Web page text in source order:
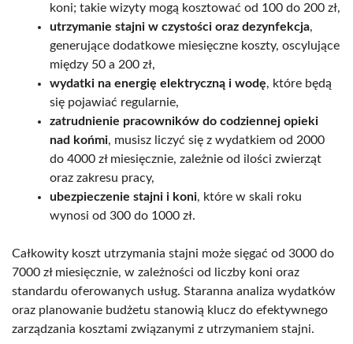
koni; takie wizyty mogą kosztować od 100 do 200 zł,
utrzymanie stajni w czystości oraz dezynfekcja,
generujące dodatkowe miesięczne koszty, oscylujące
między 50 a 200 zł,
wydatki na energię elektryczną i wodę, które będą
się pojawiać regularnie,
zatrudnienie pracowników do codziennej opieki
nad końmi, musisz liczyć się z wydatkiem od 2000
do 4000 zł miesięcznie, zależnie od ilości zwierząt
oraz zakresu pracy,
ubezpieczenie stajni i koni, które w skali roku
wynosi od 300 do 1000 zł.
Całkowity koszt utrzymania stajni może sięgać od 3000 do
7000 zł miesięcznie, w zależności od liczby koni oraz
standardu oferowanych usług. Staranna analiza wydatków
oraz planowanie budżetu stanowią klucz do efektywnego
zarządzania kosztami związanymi z utrzymaniem stajni.